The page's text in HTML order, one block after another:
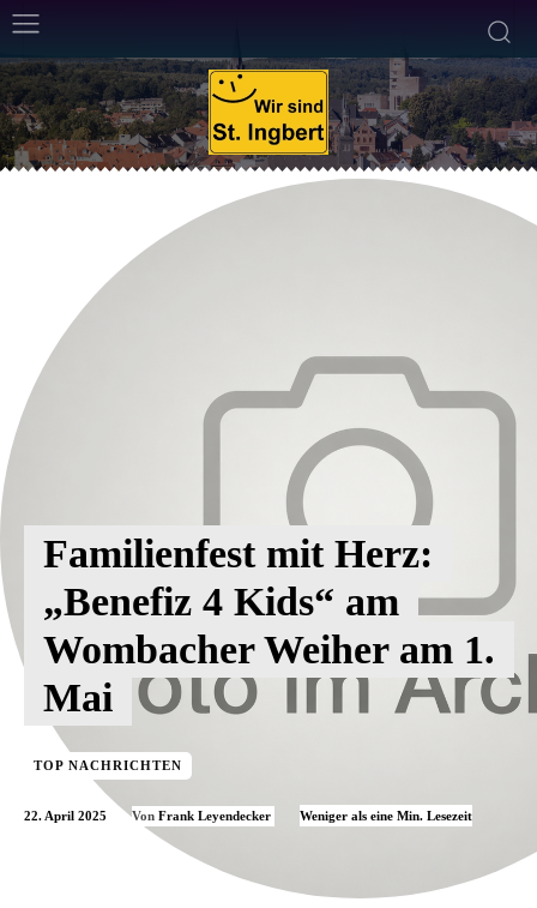
Familienfest mit Herz:
„Benefiz 4 Kids“ am
Wombacher Weiher am 1.
Mai
TOP NACHRICHTEN
22. April 2025 Von Frank Leyendecker Weniger als eine Min. Lesezeit